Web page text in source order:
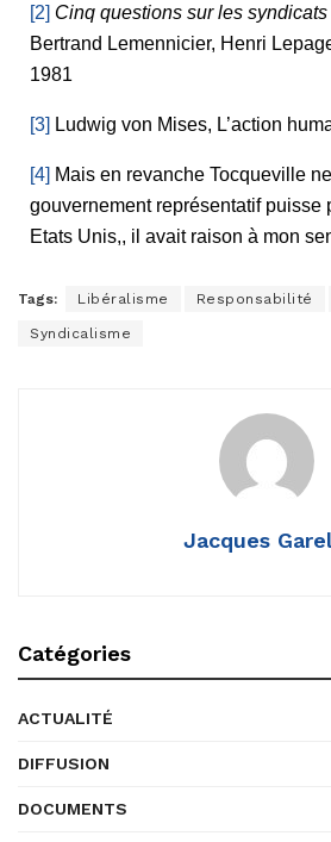
[2] Cinq questions sur les syndicats
Bertrand Lemennicier, Henri
1981
[3] Ludwig von Mises, L’action
[4] Mais en revanche Tocqueville
gouvernement représentatif puisse
Etats Unis,, il avait raison à mon
Tags: Libéralisme Responsabilité
Syndicalisme
Jacques
Catégories
ACTUALITÉ
DIFFUSION
DOCUMENTS